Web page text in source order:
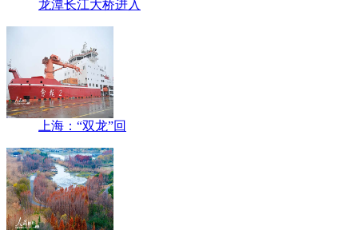
龙潭长江大桥进入
上海：“双龙”回